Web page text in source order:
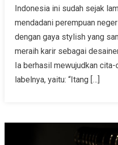
Indonesia ini sudah sejak
mendadani perempuan
dengan gaya stylish yang
meraih karir sebagai
Ia berhasil mewujudkan
labelnya, yaitu: “Itang […]